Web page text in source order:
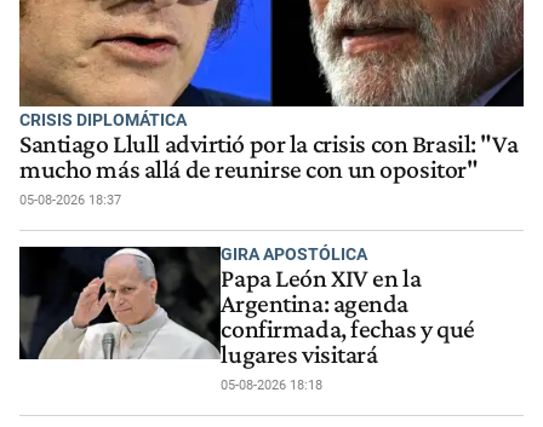
CRISIS DIPLOMÁTICA
Santiago Llull advirtió por la crisis con Brasil: "Va
mucho más allá de reunirse con un opositor"
05-08-2026 18:37
GIRA APOSTÓLICA
Papa León XIV en la
Argentina: agenda
confirmada, fechas y qué
lugares visitará
05-08-2026 18:18